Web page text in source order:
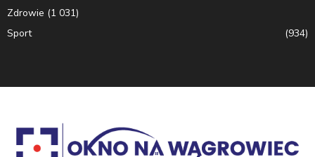
Zdrowie (1 031)
Sport
(934)